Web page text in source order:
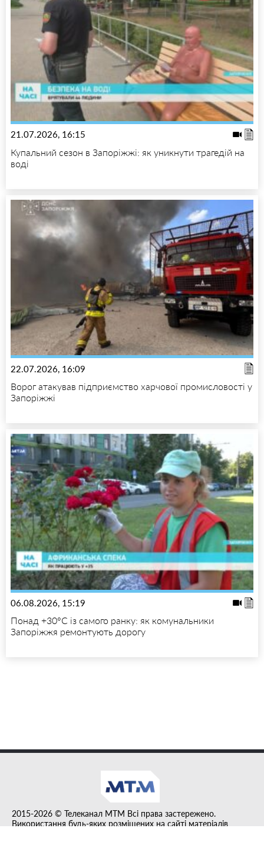
21.07.2026, 16:15
Купальний сезон в Запоріжжі: як уникнути трагедій на
воді
22.07.2026, 16:09
Ворог атакував підприємство харчової промисловості у
Запоріжжі
06.08.2026, 15:19
Понад +30°C із самого ранку: як комунальники
Запоріжжя ремонтують дорогу
2015-2026 © Телеканал MTM Всі права застережено.
Використання будь-яких розміщених на сайті матеріалів